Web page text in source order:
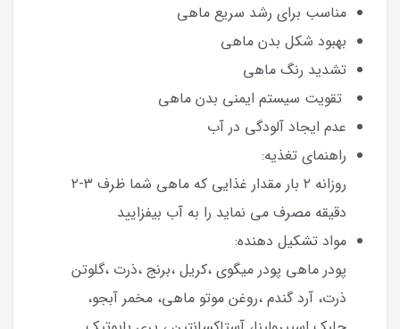
مناسب برای رشد سریع ماهی
بهبود شکل بدن ماهی
تشدید رنگ ماهی
تقویت سیستم ایمنی بدن ماهی
عدم ایجاد آلودگی در آب
راهنمای تغذیه:
روزانه ۲ بار مقدار غذایی که ماهی شما ظرف ۳-۲
دقیقه مصرف می نماید را به آب بیفزایید
مواد تشکیل دهنده:
پودر ماهی پودر میگوی ،کریل ،برنج ،ذرت ،گلوتن
ذرت، آرد گندم ،روغن موتو ماهی، مخمر آبجو،